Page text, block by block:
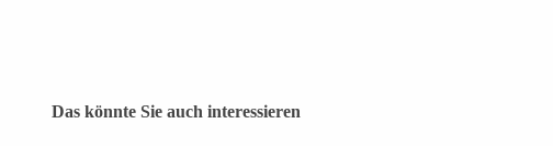
Das könnte Sie auch interessieren